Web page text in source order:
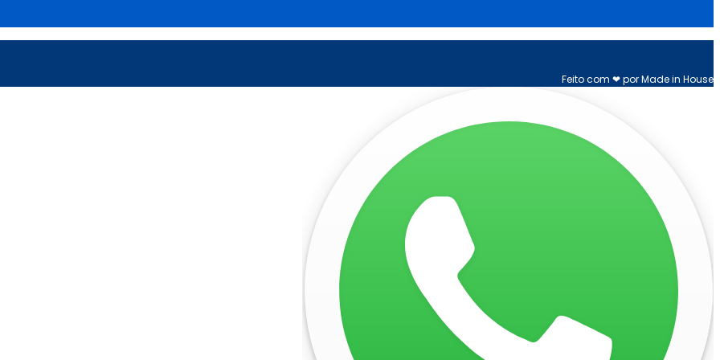
Feito com ❤ por Made in House